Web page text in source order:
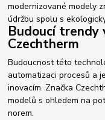
modernizované modely
údržbu spolu s
Budoucí trendy
Czechtherm
Budoucnost této
automatizaci procesů a
inovacím. Značka
modelů s ohledem na
norem.